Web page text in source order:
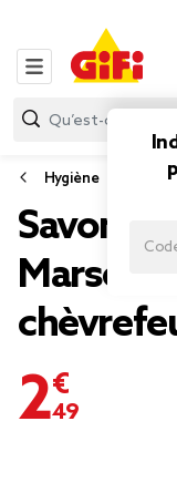
Hygiène
Savon
2,49 €